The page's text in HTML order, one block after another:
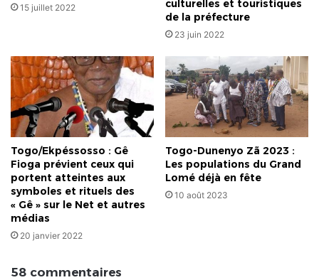
15 juillet 2022
culturelles et touristiques
de la préfecture
23 juin 2022
Togo/Ekpéssosso : Gê
Fioga prévient ceux qui
portent atteintes aux
symboles et rituels des
« Gê » sur le Net et autres
médias
20 janvier 2022
Togo-Dunenyo Zã 2023 :
Les populations du Grand
Lomé déjà en fête
10 août 2023
58 commentaires